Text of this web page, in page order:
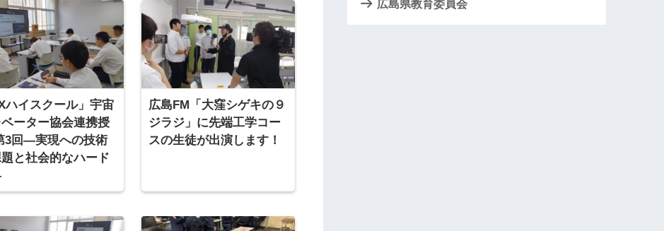
ハイスクール」宇宙
ーター協会連携授
3回―実現への技術
と社会的なハード
広島FM「大窪シゲキの９
ジラジ」に先端工学コー
スの生徒が出演します！
広島県教育委員会